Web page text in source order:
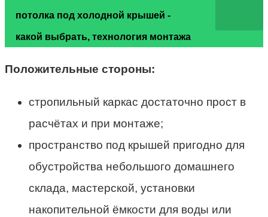
потолка под холодной крышей -
какой выбрать, технология монтажа
Положительные стороны:
стропильный каркас достаточно прост в
расчётах и при монтаже;
пространство под крышей пригодно для
обустройства небольшого домашнего
склада, мастерской, установки
накопительной ёмкости для воды или